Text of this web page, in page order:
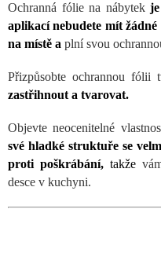
Ochranná fólie na nábytek
aplikací nebudete mít žádné
na místě a plní svou
Přizpůsobte ochrannou fólii
zastřihnout a tvarovat.
Objevte neocenitelné
své hladké struktuře se
proti poškrábání, takže
desce v kuchyni.